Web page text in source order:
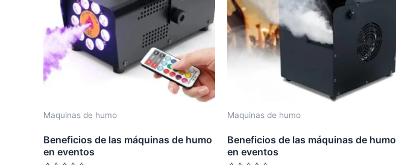
Maquinas de humo
Beneficios de las máquinas de humo
en eventos
Maquinas de humo
Beneficios de las máquinas de humo
en eventos